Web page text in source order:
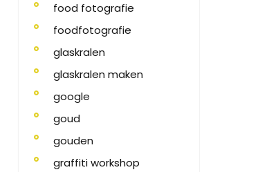
food fotografie
foodfotografie
glaskralen
glaskralen maken
google
goud
gouden
graffiti workshop